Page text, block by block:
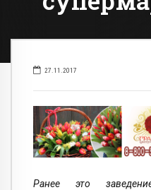
27.11.2017
Ранее это